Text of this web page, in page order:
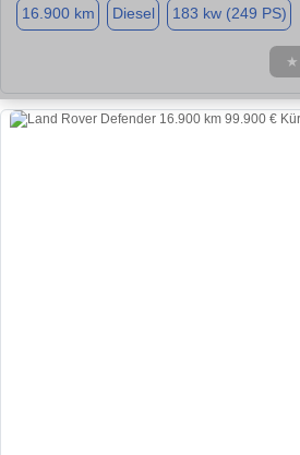
16.900 km Diesel 183 kw (249 PS)
★